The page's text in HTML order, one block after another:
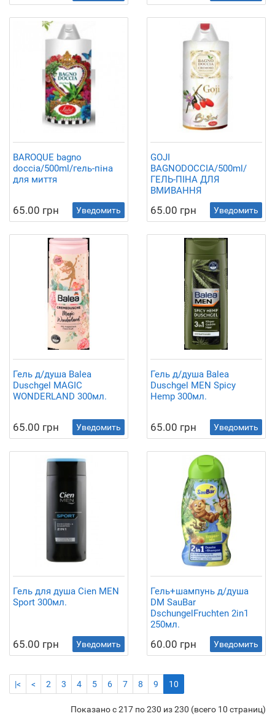
BAROQUE bagno
doccia/500ml/гель-піна
для миття
65.00 грн Уведомить
GOJI
BAGNODOCCIA/500ml/
ГЕЛЬ-ПІНА ДЛЯ
ВМИВАННЯ
65.00 грн Уведомить
Гель д/душа Balea
Duschgel MAGIC
WONDERLAND 300мл.
65.00 грн Уведомить
Гель д/душа Balea
Duschgel MEN Spicy
Hemp 300мл.
65.00 грн Уведомить
Гель для душа Cien MEN
Sport 300мл.
65.00 грн Уведомить
Гель+шампунь д/душа
DM SauBar
DschungelFruchten 2in1
250мл.
60.00 грн Уведомить
|< < 2 3 4 5 6 7 8 9 10
Показано с 217 по 230 из 230 (всего 10 страниц)